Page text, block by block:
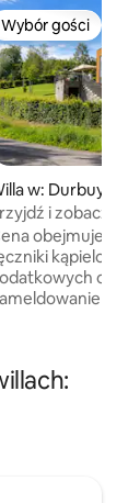
na 5, liczba
Wybór gości
Wybór gości
w: Durbuy
i zobacz
obejmuje
i